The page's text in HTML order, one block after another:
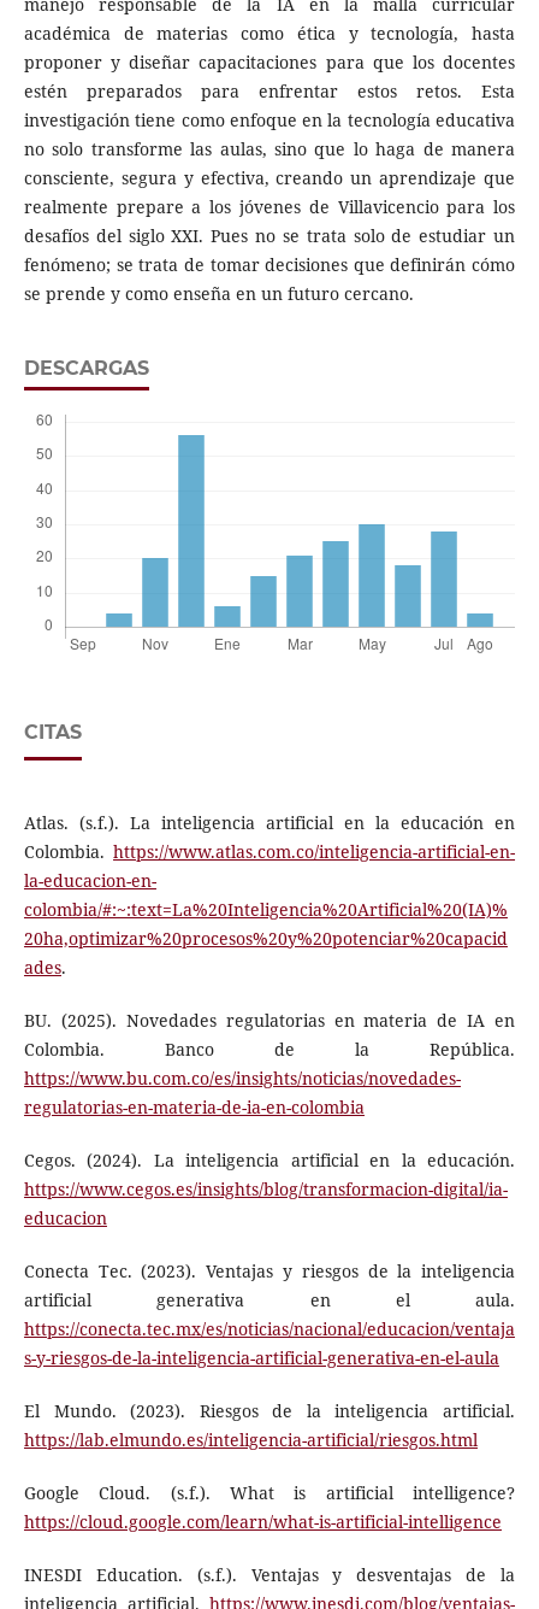
académica de materias como ética y tecnología, hasta
proponer y diseñar capacitaciones para que los docentes
estén preparados para enfrentar estos retos. Esta
investigación tiene como enfoque en la tecnología educativa
no solo transforme las aulas, sino que lo haga de manera
consciente, segura y efectiva, creando un aprendizaje que
realmente prepare a los jóvenes de Villavicencio para los
desafíos del siglo XXI. Pues no se trata solo de estudiar un
fenómeno; se trata de tomar decisiones que definirán cómo
se prende y como enseña en un futuro cercano.
DESCARGAS
CITAS
Atlas. (s.f.). La inteligencia artificial en la educación en
Colombia.https://www.atlas.com.co/inteligencia-artificial-en-
la-educacion-en-
colombia/#:~:text=La%20Inteligencia%20Artificial%20(IA)%
20ha,optimizar%20procesos%20y%20potenciar%20capacid
ades.
BU. (2025). Novedades regulatorias en materia de IA en
Colombia. Banco de la República.
https://www.bu.com.co/es/insights/noticias/novedades-
regulatorias-en-materia-de-ia-en-colombia
Cegos. (2024). La inteligencia artificial en la educación.
https://www.cegos.es/insights/blog/transformacion-digital/ia-
educacion
Conecta Tec. (2023). Ventajas y riesgos de la inteligencia
artificial generativa en el aula.
https://conecta.tec.mx/es/noticias/nacional/educacion/ventaja
s-y-riesgos-de-la-inteligencia-artificial-generativa-en-el-aula
El Mundo. (2023). Riesgos de la inteligencia artificial.
https://lab.elmundo.es/inteligencia-artificial/riesgos.html
Google Cloud. (s.f.). What is artificial intelligence?
https://cloud.google.com/learn/what-is-artificial-intelligence
INESDI Education. (s.f.). Ventajas y desventajas de la
inteligencia artificial.https://www.inesdi.com/blog/ventajas-